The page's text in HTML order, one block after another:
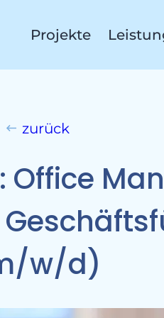
Projekte
zurück
Office
w/d)